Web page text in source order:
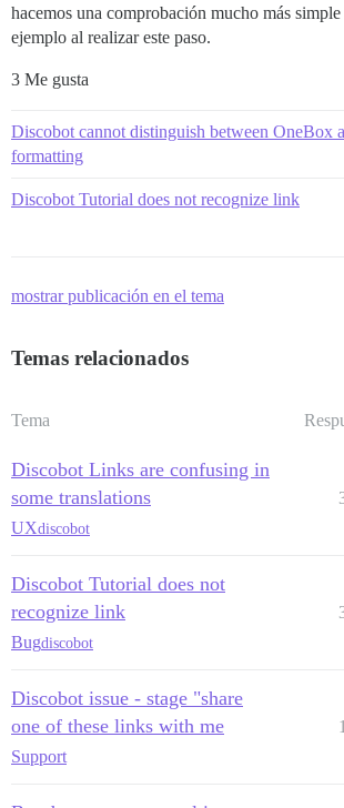
hacemos una comprobación mucho más
ejemplo al realizar este paso.
3 Me gusta
Discobot cannot distinguish between OneBox
formatting
Discobot Tutorial does not recognize link
mostrar publicación en el tema
Temas relacionados
Tema
Discobot Links are confusing in
some translations
UXdiscobot
Discobot Tutorial does not
recognize link
Bugdiscobot
Discobot issue - stage "share
one of these links with me
Support
1